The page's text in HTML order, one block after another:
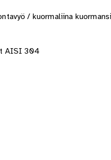
/ kuormaliina
AISI 304